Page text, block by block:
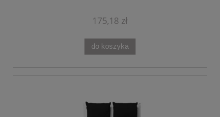
175,18 zł
do koszyka